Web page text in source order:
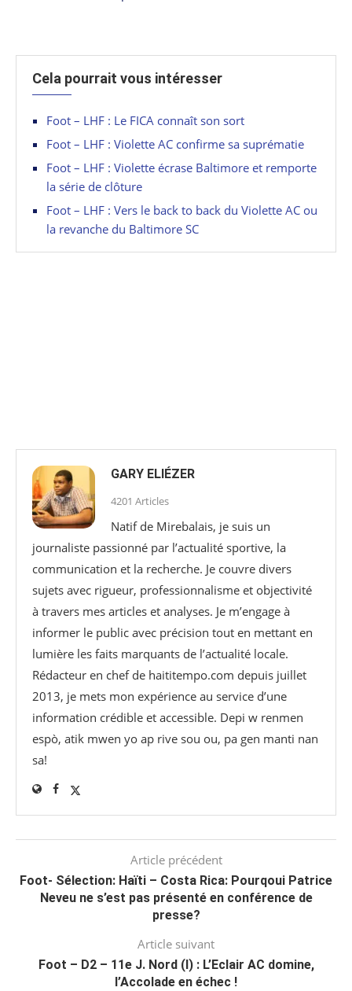
Cela pourrait vous intéresser
Foot – LHF : Le FICA connaît son sort
Foot – LHF : Violette AC confirme sa suprématie
Foot – LHF : Violette écrase Baltimore et remporte
la série de clôture
Foot – LHF : Vers le back to back du Violette AC ou
la revanche du Baltimore SC
GARY ELIÉZER
4201 Articles
Natif de Mirebalais, je suis un
journaliste passionné par l’actualité sportive, la
communication et la recherche. Je couvre divers
sujets avec rigueur, professionnalisme et objectivité
à travers mes articles et analyses. Je m’engage à
informer le public avec précision tout en mettant en
lumière les faits marquants de l’actualité locale.
Rédacteur en chef de haititempo.com⁠ depuis juillet
2013, je mets mon expérience au service d’une
information crédible et accessible. Depi w renmen
espò, atik mwen yo ap rive sou ou, pa gen manti nan
sa!
Article précédent
Foot- Sélection: Haïti – Costa Rica: Pourqoui Patrice
Neveu ne s’est pas présenté en conférence de
presse?
Article suivant
Foot – D2 – 11e J. Nord (I) : L’Eclair AC domine,
l’Accolade en échec !